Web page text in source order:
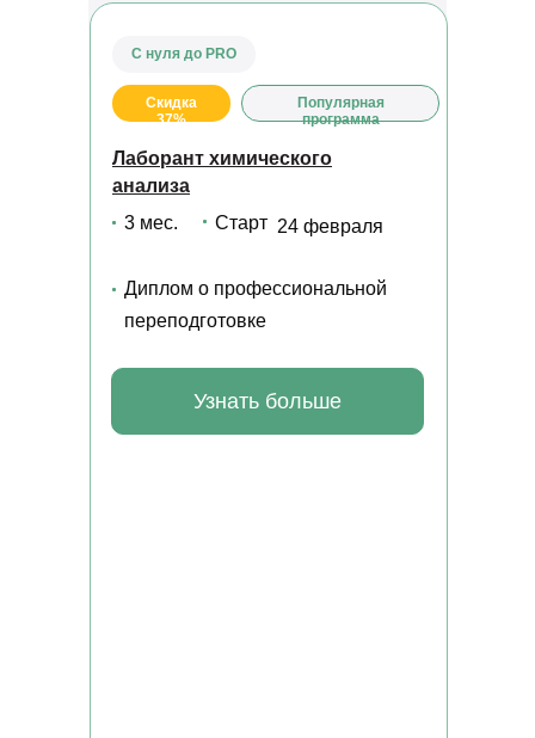
Лаборант химического
анализа
Узнать больше
С нуля до PRO
Диплом о профессиональной
переподготовке
Популярная
программа
Скидка
37%
3 мес. 24 февраля
Старт